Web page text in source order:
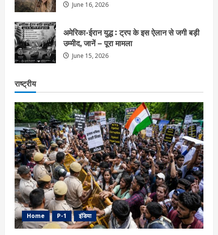
June 16, 2026
अमेरिका-ईरान युद्ध : ट्रप के इस ऐलान से जगी बड़ी
उम्मीद, जानें – पूरा मामला
June 15, 2026
राष्ट्रीय
Home P-1 इंडिया